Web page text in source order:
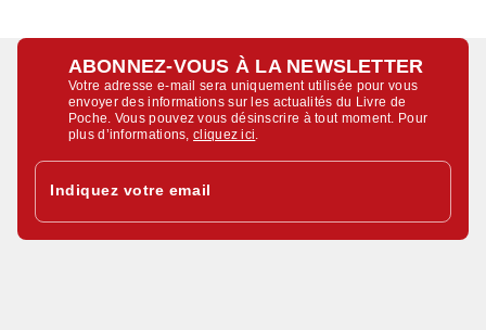
ABONNEZ-VOUS À LA NEWSLETTER
Votre adresse e-mail sera uniquement utilisée pour vous
envoyer des informations sur les actualités du Livre de
Poche. Vous pouvez vous désinscrire à tout moment. Pour
plus d’informations,cliquez ici
Indiquez votre email